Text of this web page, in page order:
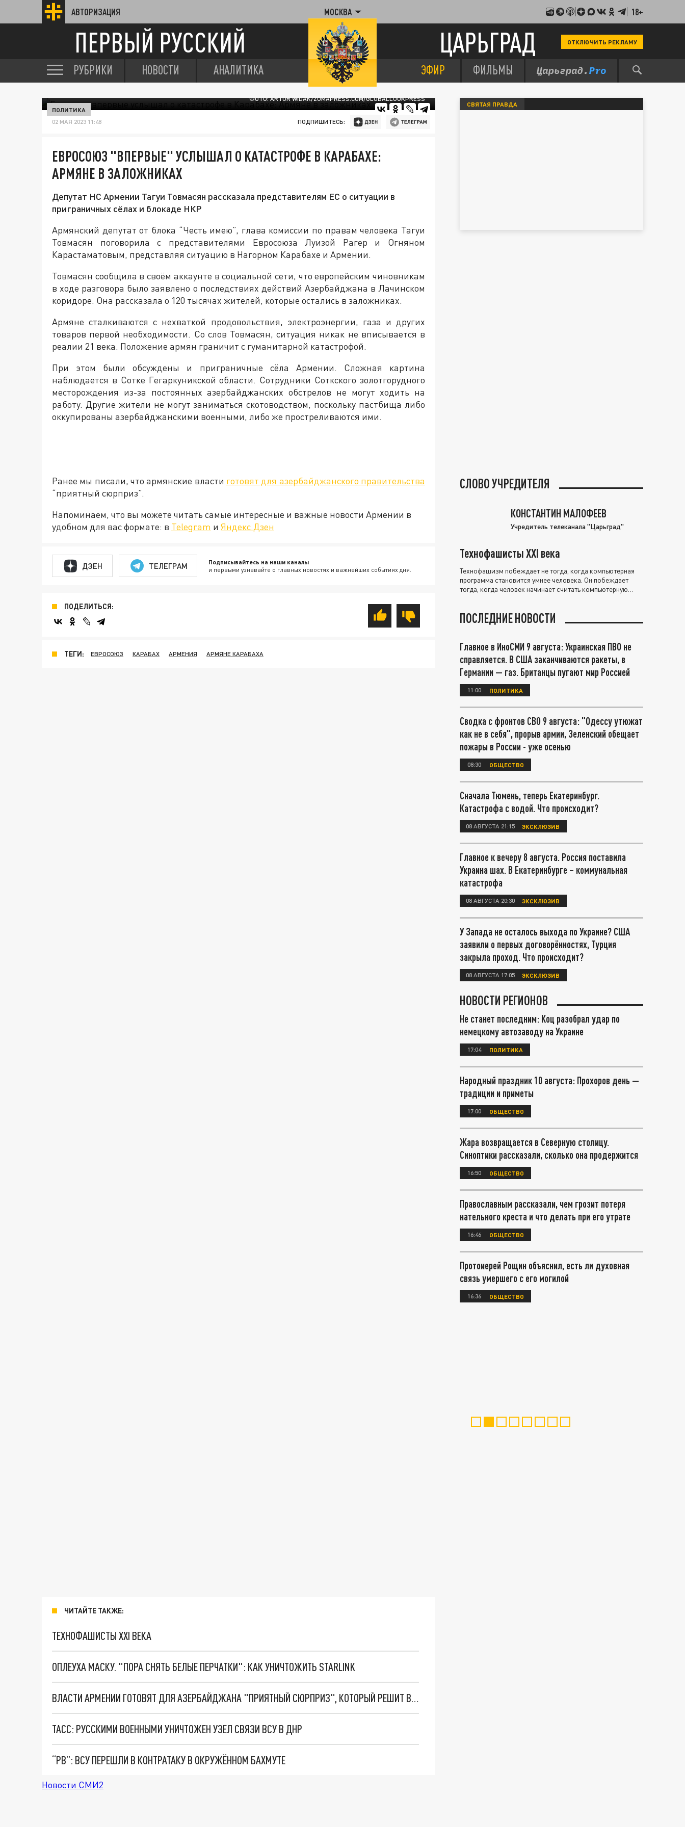
АВТОРИЗАЦИЯ МОСКВА 18+
ПЕРВЫЙ РУССКИЙ ЦАРЬГРАД ОТКЛЮЧИТЬ РЕКЛАМУ
РУБРИКИ НОВОСТИ АНАЛИТИКА ЭФИР ФИЛЬМЫ
ФОТО: ARTUR WIDAK/ZUMAPRESS.COM/GLOBALLOOKPRESS
ПОЛИТИКА
02 МАЯ 2023 11:48 ПОДПИШИТЕСЬ:
ЕВРОСОЮЗ "ВПЕРВЫЕ" УСЛЫШАЛ О КАТАСТРОФЕ В КАРАБАХЕ:
АРМЯНЕ В ЗАЛОЖНИКАХ
Депутат НС Армении Тагуи Товмасян рассказала представителям ЕС о ситуации в
приграничных сёлах и блокаде НКР
Армянский депутат от блока “Честь имею”, глава комиссии по правам человека Тагуи
Товмасян поговорила с представителями Евросоюза Луизой Рагер и Огняном
Карастаматовым, представляя ситуацию в Нагорном Карабахе и Армении.
Товмасян сообщила в своём аккаунте в социальной сети, что европейским чиновникам
в ходе разговора было заявлено о последствиях действий Азербайджана в Лачинском
коридоре. Она рассказала о 120 тысячах жителей, которые остались в заложниках.
Армяне сталкиваются с нехваткой продовольствия, электроэнергии, газа и других
товаров первой необходимости. Со слов Товмасян, ситуация никак не вписывается в
реалии 21 века. Положение армян граничит с гуманитарной катастрофой.
При этом были обсуждены и приграничные сёла Армении. Сложная картина
наблюдается в Сотке Гегаркуникской области. Сотрудники Соткского золотгорудного
месторождения из-за постоянных азербайджанских обстрелов не могут ходить на
работу. Другие жители не могут заниматься скотоводством, поскольку пастбища либо
оккупированы азербайджанскими военными, либо же простреливаются ими.
Ранее мы писали, что армянские власти готовят для азербайджанского правительства
“приятный сюрприз”.
Напоминаем, что вы можете читать самые интересные и важные новости Армении в
удобном для вас формате: в Telegram и Яндекс.Дзен
ДЗЕН ТЕЛЕГРАМ Подписывайтесь на наши каналы
и первыми узнавайте о главных новостях и важнейших событиях дня.
ПОДЕЛИТЬСЯ:
ТЕГИ: ЕВРОСОЮЗ КАРАБАХ АРМЕНИЯ АРМЯНЕ КАРАБАХА
ЧИТАЙТЕ ТАКЖЕ:
ТЕХНОФАШИСТЫ XXI ВЕКА
ОПЛЕУХА МАСКУ. "ПОРА СНЯТЬ БЕЛЫЕ ПЕРЧАТКИ": КАК УНИЧТОЖИТЬ STARLINK
ВЛАСТИ АРМЕНИИ ГОТОВЯТ ДЛЯ АЗЕРБАЙДЖАНА "ПРИЯТНЫЙ СЮРПРИЗ", КОТОРЫЙ РЕШИТ ВОПРОС С КАРАБАХОМ
ТАСС: РУССКИМИ ВОЕННЫМИ УНИЧТОЖЕН УЗЕЛ СВЯЗИ ВСУ В ДНР
“РВ”: ВСУ ПЕРЕШЛИ В КОНТРАТАКУ В ОКРУЖЁННОМ БАХМУТЕ
Новости СМИ2
СВЯТАЯ ПРАВДА
СЛОВО УЧРЕДИТЕЛЯ
КОНСТАНТИН МАЛОФЕЕВ
Учредитель телеканала "Царьград"
Технофашисты XXI века
Технофашизм побеждает не тогда, когда компьютерная
программа становится умнее человека. Он побеждает
тогда, когда человек начинает считать компьютерную
ПОСЛЕДНИЕ НОВОСТИ
Главное в ИноСМИ 9 августа: Украинская ПВО не
справляется. В США заканчиваются ракеты, в
Германии — газ. Британцы пугают мир Россией
11:00 ПОЛИТИКА
Сводка с фронтов СВО 9 августа: "Одессу утюжат
как не в себя", прорыв армии, Зеленский обещает
пожары в России - уже осенью
08:30 ОБЩЕСТВО
Сначала Тюмень, теперь Екатеринбург.
Катастрофа с водой. Что происходит?
08 АВГУСТА 21:15 ЭКСКЛЮЗИВ
Главное к вечеру 8 августа. Россия поставила
Украина шах. В Екатеринбурге – коммунальная
катастрофа
08 АВГУСТА 20:30 ЭКСКЛЮЗИВ
У Запада не осталось выхода по Украине? США
заявили о первых договорённостях, Турция
закрыла проход. Что происходит?
08 АВГУСТА 17:05 ЭКСКЛЮЗИВ
НОВОСТИ РЕГИОНОВ
Не станет последним: Коц разобрал удар по
немецкому автозаводу на Украине
17:04 ПОЛИТИКА
Народный праздник 10 августа: Прохоров день —
традиции и приметы
17:00 ОБЩЕСТВО
Жара возвращается в Северную столицу.
Синоптики рассказали, сколько она продержится
16:50 ОБЩЕСТВО
Православным рассказали, чем грозит потеря
нательного креста и что делать при его утрате
16:46 ОБЩЕСТВО
Протоиерей Рощин объяснил, есть ли духовная
связь умершего с его могилой
16:36 ОБЩЕСТВО